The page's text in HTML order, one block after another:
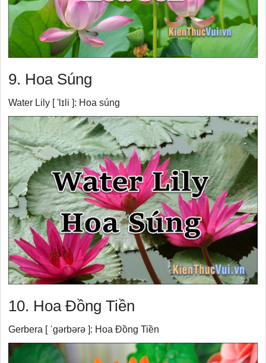
9. Hoa Súng
Water Lily [ 'lɪli ]: Hoa súng
10. Hoa Đồng Tiền
Gerbera [ ˈɡərbərə ]: Hoa Đồng Tiền